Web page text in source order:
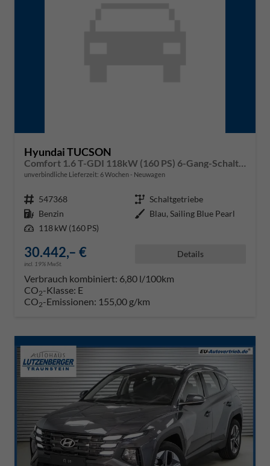
Hyundai TUCSON
unverbindliche Lieferzeit: 6 Wochen Neuwagen
Fahrzeugnr. 547368 Getriebe Schaltgetriebe
Kraftstoff Benzin Außenfarbe Blau, Sailing Blue Pearl
Leistung 118 kW (160 PS)
30.442,– €
incl. 19% MwSt.
Details
Verbrauch kombiniert: 6,80 l/100km
CO2-Klasse: E
CO2-Emissionen: 155,00 g/km